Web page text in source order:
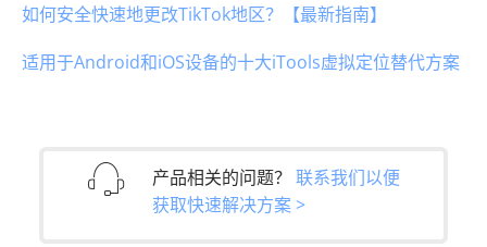
如何安全快速地更改TikTok地区？【最新指南】
适用于Android和iOS设备的十大iTools虚拟定位替代方案
产品相关的问题？ 联系我们以便
获取快速解决方案 >